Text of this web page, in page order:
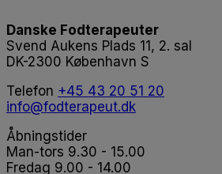
Danske Fodterapeuter
Svend Aukens Plads 11, 2. sal
DK-2300 København S
Telefon +45 43 20 51 20
info@fodterapeut.dk
Åbningstider
Man-tors 9.30 - 15.00
Fredag 9.00 - 14.00